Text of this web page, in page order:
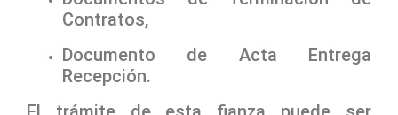
Contratos,
Documento de Acta Entrega
Recepción.